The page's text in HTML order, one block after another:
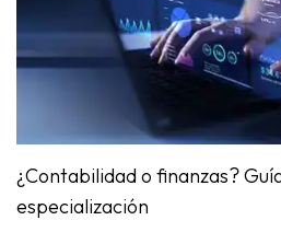
¿Contabilidado finanzas?
especialización